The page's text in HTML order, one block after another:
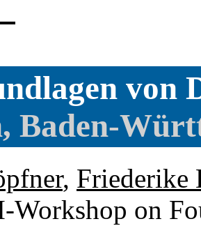
von
Baden-
, Friederike
Workshop on